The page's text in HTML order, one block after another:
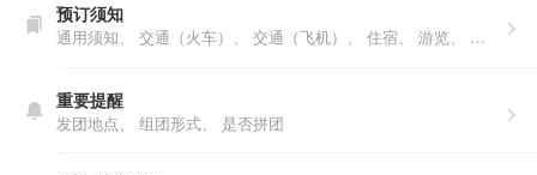
预订须知
通用须知、 交通（火车）、 交通（飞机）、 住宿、 游览、 购物、
重要提醒
发团地点、 组团形式、 是否拼团